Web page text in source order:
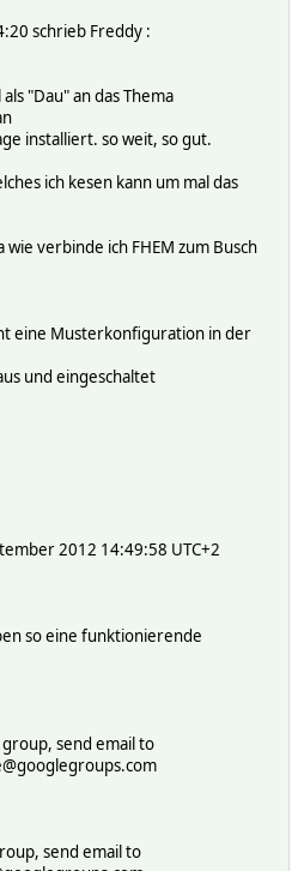
schrieb Freddy :
"Dau" an das Thema
installiert. so weit, so gut.
ich kesen kann um mal das
verbinde ich FHEM zum Busch
eine Musterkonfiguration in der
und eingeschaltet
2012 14:49:58 UTC+2
so eine funktionierende
send email to
send email to